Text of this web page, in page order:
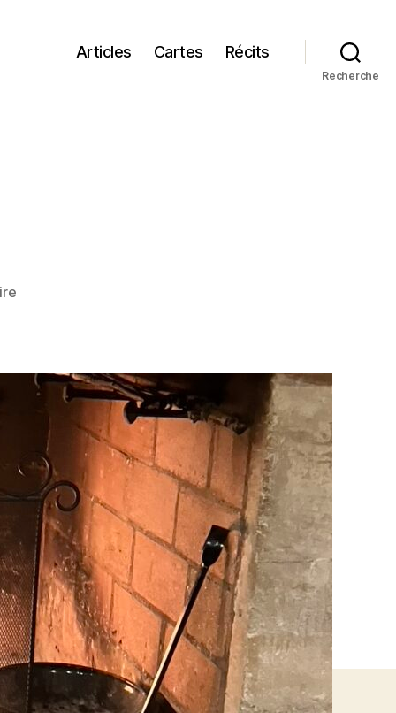
Articles Cartes Récits
Recherche
sur
silence